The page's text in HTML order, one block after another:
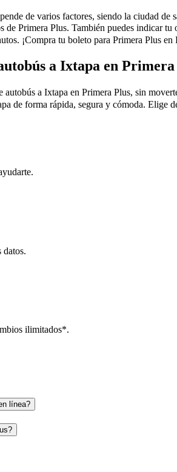
de varios factores, siendo la ciudad
de Primera Plus. También puedes indicar tu
¡Compra tu boleto para Primera Plus
a Ixtapa en Primera
autobús a Ixtapa en Primera Plus, sin
de forma rápida, segura y cómoda. Elige
datos.
ilimitados*.
línea?